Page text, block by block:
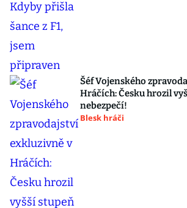
Šéf Vojenského
Hráčích: Česku hrozil
nebezpečí!
Blesk hráči